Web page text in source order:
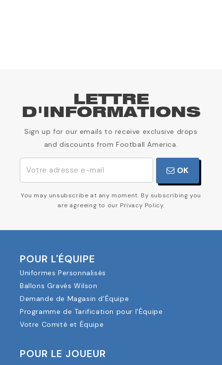
LETTRE
D'INFORMATIONS
Sign up for our emails to receive exclusive drops
and discounts from Football America.
OK
You may unsubscribe at any moment. By subscribing you
are agreeing to our Privacy Policy.
POUR L'ÉQUIPE
Uniformes Personnalisés
Ballons Gravés Wilson
Demande de Magasin d'Équipe
Programme de Tarification pour l'Équipe
Votre Comité et Équipe
POUR LE JOUEUR